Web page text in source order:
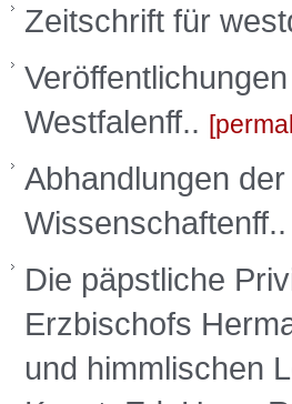
Zeitschrift für
Westfalenff..
Abhandlungen
Wissenschaftenff..
Die päpstliche
Erzbischofs
und himmlischen